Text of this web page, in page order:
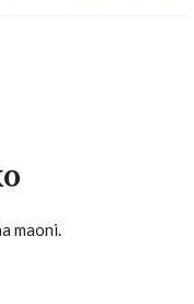
maoni.